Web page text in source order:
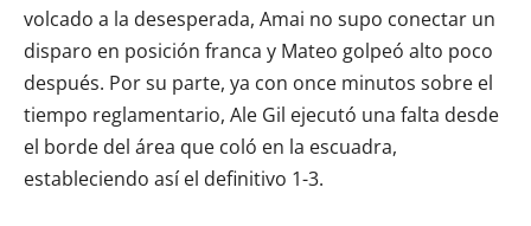
volcado a la desesperada, Amai no supo conectar un
disparo en posición franca y Mateo golpeó alto poco
después. Por su parte, ya con once minutos sobre el
tiempo reglamentario, Ale Gil ejecutó una falta desde
el borde del área que coló en la escuadra,
estableciendo así el definitivo 1-3.